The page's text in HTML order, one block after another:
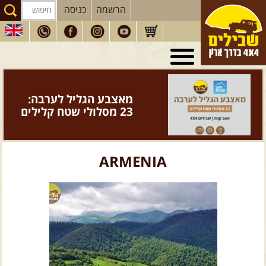
הרשמה כניסה
טיולי 4X4
בארץ
מסעות בעולם
טיוליםלרכב פנאי
הדרכותנהיגה
הירשמו לניוזלטר שבילים
הבלוג של יואב קווה
פודקאסט ג'יפאות
מאצבע הגליל לערבה:
23 מסלולי שטח קלילים
ARMENIA